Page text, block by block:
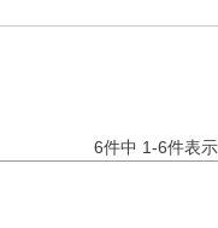
6件中 1-6件表示